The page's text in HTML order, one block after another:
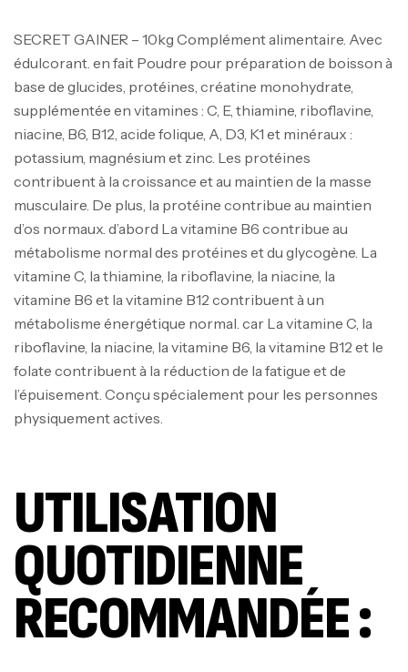
SECRET GAINER – 10kg Complément alimentaire. Avec
édulcorant. en fait Poudre pour préparation de boisson à
base de glucides, protéines, créatine monohydrate,
supplémentée en vitamines : C, E, thiamine, riboflavine,
niacine, B6, B12, acide folique, A, D3, K1 et minéraux :
potassium, magnésium et zinc. Les protéines
contribuent à la croissance et au maintien de la masse
musculaire. De plus, la protéine contribue au maintien
d’os normaux. d’abord La vitamine B6 contribue au
métabolisme normal des protéines et du glycogène. La
vitamine C, la thiamine, la riboflavine, la niacine, la
vitamine B6 et la vitamine B12 contribuent à un
métabolisme énergétique normal. car La vitamine C, la
riboflavine, la niacine, la vitamine B6, la vitamine B12 et le
folate contribuent à la réduction de la fatigue et de
l’épuisement. Conçu spécialement pour les personnes
physiquement actives.
UTILISATION
QUOTIDIENNE
RECOMMANDÉE :